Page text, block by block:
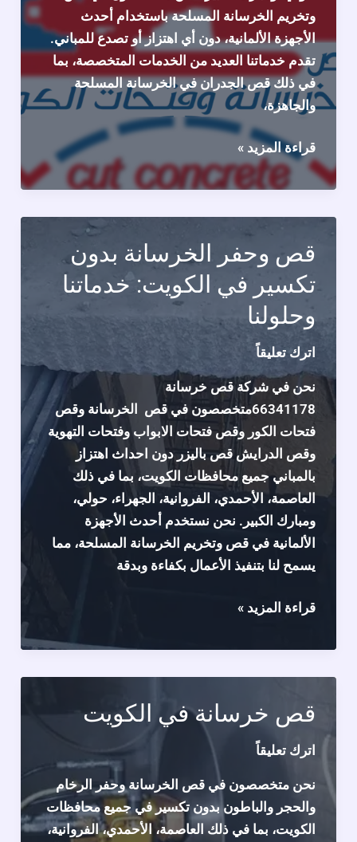
وتخريم الخرسانة المسلحة باستخدام أحدث
الأجهزة الألمانية، دون أي اهتزاز أو تصدع للمباني.
تقدم خدماتنا العديد من الخدمات المتخصصة، بما
في ذلك قص الجدران في الخرسانة المسلحة
والجاهزة،
قص
خرسانة
وفتحات
الكور
الكويت
قراءة المزيد »
قص وحفر الخرسانة بدون
تكسير في الكويت: خدماتنا
وحلولنا
اترك تعليقاً
نحن في شركة قص خرسانة
66341178متخصصون في قص الخرسانة وقص
فتحات الكور وقص فتحات الابواب وفتحات التهوية
وقص الدرايش قص باليزر دون احداث اهتزاز
بالمباني جميع محافظات الكويت، بما في ذلك
العاصمة، الأحمدي، الفروانية، الجهراء، حولي،
ومبارك الكبير. نحن نستخدم أحدث الأجهزة
الألمانية في قص وتخريم الخرسانة المسلحة، مما
يسمح لنا بتنفيذ الأعمال بكفاءة وبدقة
قص
الخرسانة
بدون
في
الكويت:
خدماتنا
وحلولنا
قراءة المزيد »
قص خرسانة في الكويت
اترك تعليقاً
نحن متخصصون في قص الخرسانة وحفر الرخام
والحجر والباطون بدون تكسير في جميع محافظات
الكويت، بما في ذلك العاصمة، الأحمدي، الفروانية،